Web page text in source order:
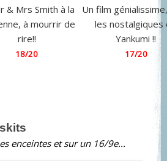
& Mrs Smith à la
à mourrir de
rire!!
18/20
Un film
les nostalgiques
Yankumi !!
17/20
enceintes et sur un 16/9e...